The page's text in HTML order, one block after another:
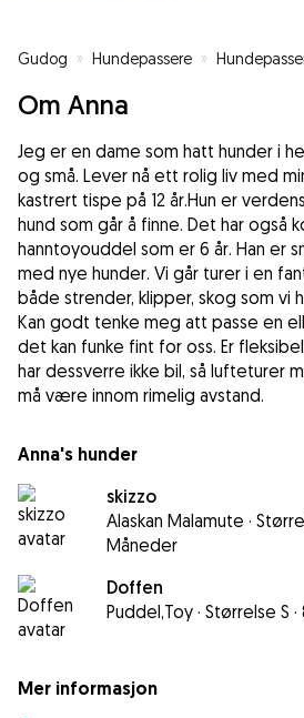
Gudog » Hundepassere »
Om Anna
Jeg er en dame som hatt hunder i
og små. Lever nå ett rolig liv med
kastrert tispe på 12 år.Hun er
hund som går å finne. Det har også
hanntoyouddel som er 6 år. Han er
med nye hunder. Vi går turer i en
både strender, klipper, skog som vi
Kan godt tenke meg att passe en
det kan funke fint for oss. Er
har dessverre ikke bil, så lufteturer
må være innom rimelig avstand.
Anna's hunder
skizzo
Alaskan Malamute ·
Måneder
Doffen
Puddel,Toy · Størrelse S ·
Mer informasjon